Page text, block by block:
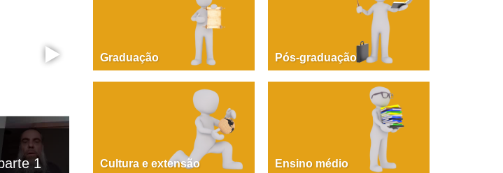
1
PAOLA GIUSTINA BACCIN
Dire, fare, partire! Aula 1 – parte 1
Graduação Pós-graduação
Cultura e extensão Ensino médio